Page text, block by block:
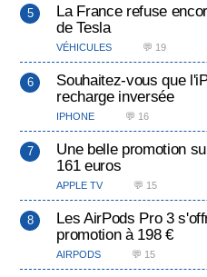
La France refuse
de Tesla
VÉHICULES 💬 19
Souhaitez-vous que
recharge inversée
IPHONE 💬 16
Une belle promotion
161 euros
APPLE TV 💬 15
Les AirPods Pro 3
promotion à 198 €
AIRPODS 💬 15